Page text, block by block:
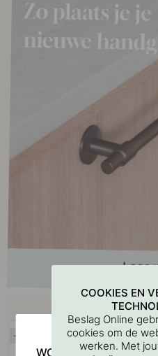
Koop
COOKIES EN
Beslag Online
cookies om de
werken. Met
WOULD YOU RATHER